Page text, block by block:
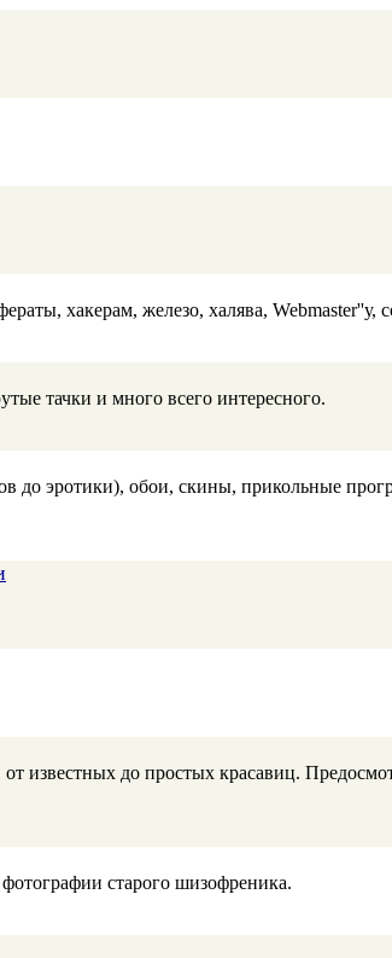
хакерам, железо, халява,
тачки и много всего интересного.
до эротики), обои, скины, прикольные
известных до простых красавиц.
старого шизофреника.